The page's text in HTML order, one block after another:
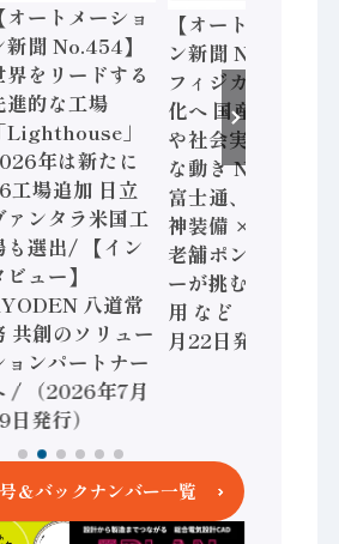
【オートメーショ
新聞 No.454】
界をリードする
進的な工場
「Lighthouse」
年は新たに
工場追加 日立
ァンタラ米国工
も選出/ 【イン
ビュー】
八道常
共創のソリュー
ョンパートナー
/ （2026年7月
日発行）
【オートメーショ
ン新聞 No.453】
フィジカルAI本格
化へ 国産AI開発
や社会実装に活発
な動き Noetra、
富士通、日立 / 兵
神装備 × HMS、
老舗ポンプメーカ
ーが挑むデータ活
用 など（2026年7
月22日発行）
＆バックナンバー一覧